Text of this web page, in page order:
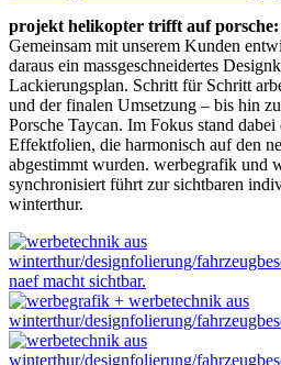
projekt helikopter trifft auf porsche:
Gemeinsam mit unserem Kunden
daraus ein massgeschneidertes
Lackierungsplan. Schritt für Schritt
und der finalen Umsetzung – bis hin
Porsche Taycan. Im Fokus stand
Effektfolien, die harmonisch auf den
abgestimmt wurden. werbegrafik und
synchronisiert führt zur sichtbaren
winterthur.